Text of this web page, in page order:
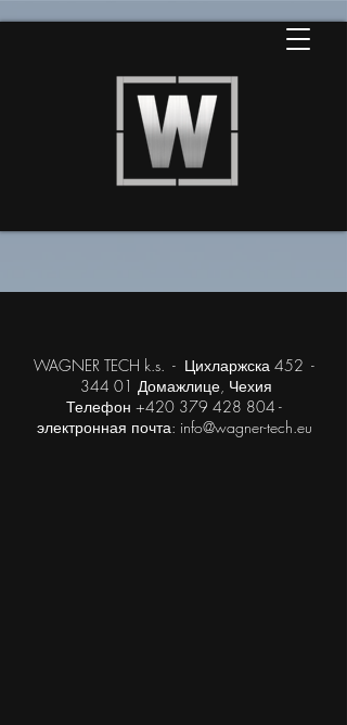
WAGNER TECH k.s. - Цихларжска 452 -
344 01 Домажлице, Чехия
Телефон +420 379 428 804 -
электронная почта: info@wagner-tech.eu